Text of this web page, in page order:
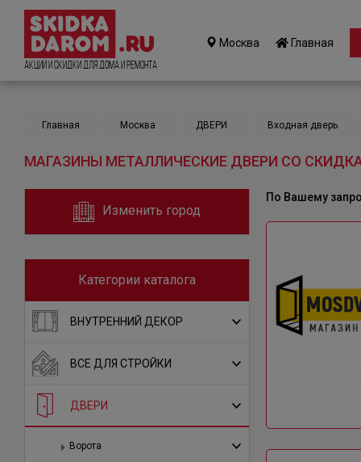
Акции и Скидки для дома и ремонта
Москва Главная
Главная Москва ДВЕРИ Входная дверь
МАГАЗИНЫ МЕТАЛЛИЧЕСКИЕ ДВЕРИ СО
Изменить город
Категории каталога
ВНУТРЕННИЙ ДЕКОР
ВСЕ ДЛЯ СТРОЙКИ
ДВЕРИ
Ворота
По Вашему